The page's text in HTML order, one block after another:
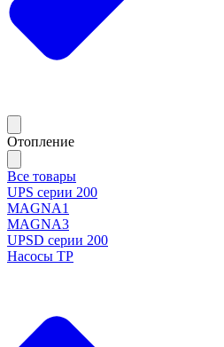
Отопление
Все товары
UPS серии 200
MAGNA1
MAGNA3
UPSD серии 200
Насосы TP